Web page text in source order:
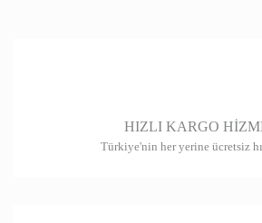
HIZLI KARGO
Türkiye'nin her yerine ücretsiz